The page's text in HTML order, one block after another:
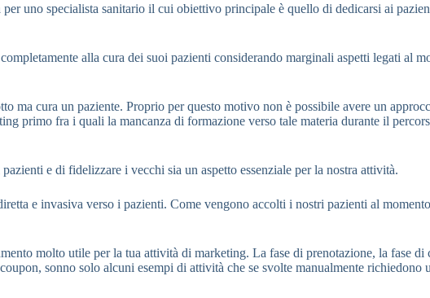
uno specialista sanitario il cui obiettivo principale è quello di dedicarsi ai
alla cura dei suoi pazienti considerando marginali aspetti legati al
ma cura un paziente. Proprio per questo motivo non è possibile avere un
primo fra i quali la mancanza di formazione verso tale materia durante il
e di fidelizzare i vecchi sia un aspetto essenziale per la nostra attività.
e invasiva verso i pazienti. Come vengono accolti i nostri pazienti al
molto utile per la tua attività di marketing. La fase di prenotazione, la fase
sonno solo alcuni esempi di attività che se svolte manualmente richiedono